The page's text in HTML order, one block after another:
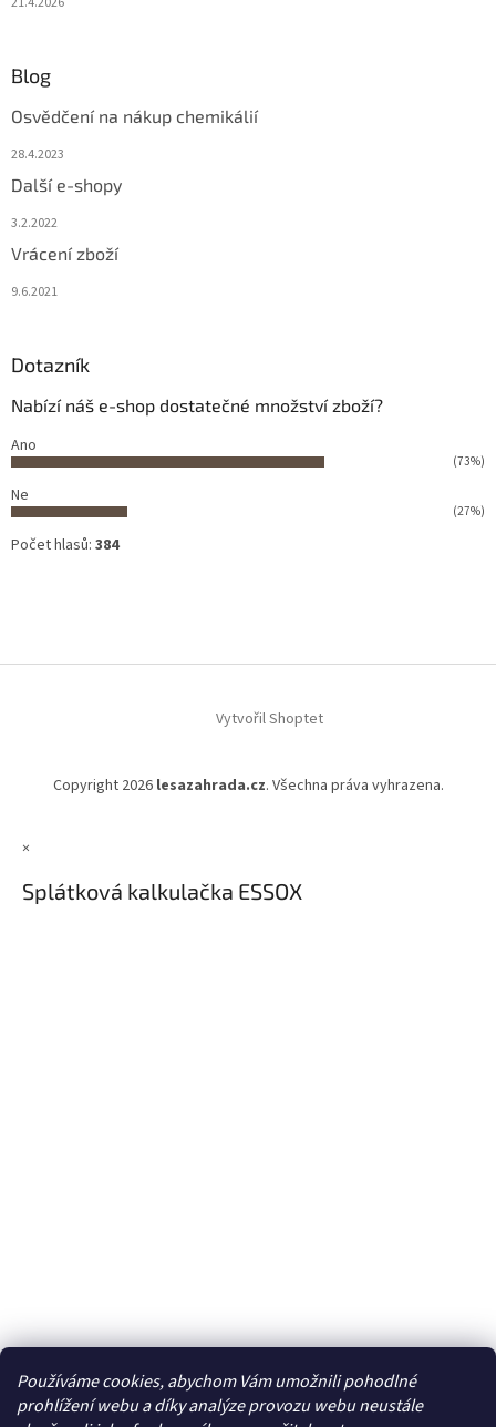
Používáme cookies, abychom Vám umožnili pohodlné
prohlížení webu a díky analýze provozu webu neustále
Blog
Osvědčení na nákup chemikálií
28.4.2023
Další e-shopy
3.2.2022
Vrácení zboží
9.6.2021
Dotazník
Nabízí náš e-shop dostatečné množství zboží?
Ano
(73%)
Ne
(27%)
Počet hlasů: 384
Vytvořil Shoptet
Copyright 2026 lesazahrada.cz. Všechna práva vyhrazena.
×
Splátková kalkulačka ESSOX